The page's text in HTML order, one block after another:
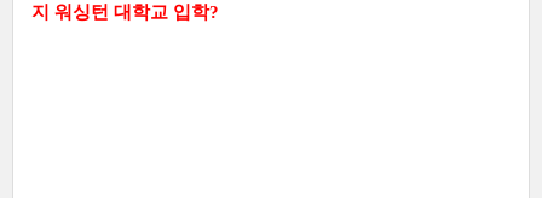
지 워싱턴 대학교 입학?